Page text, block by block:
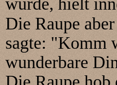
wurde, hielt
Die Raupe
sagte: "Komm
wunderbare